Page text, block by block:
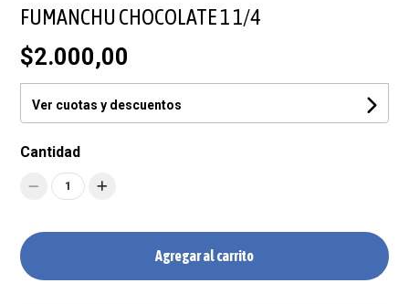
FUMANCHU CHOCOLATE 1 1/4
$2.000,00
Ver cuotas y descuentos
Cantidad
1
Agregar al carrito